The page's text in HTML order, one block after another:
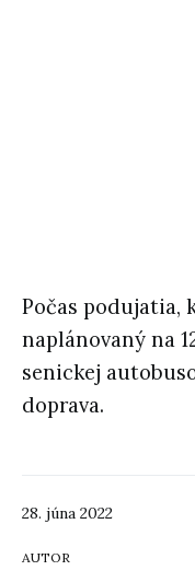
28. júna 2022
AUTOR
Počas podujatia,
naplánovaný na
senickej
doprava.